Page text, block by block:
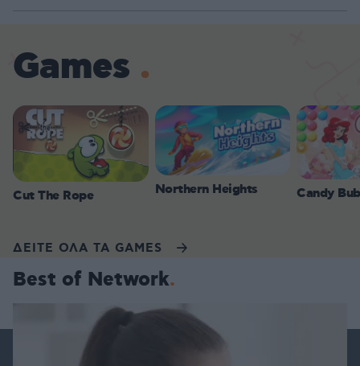
Games
Cut The Rope Northern Heights Candy
ΔΕΙΤΕ ΟΛΑ ΤΑ GAMES
Best of Network